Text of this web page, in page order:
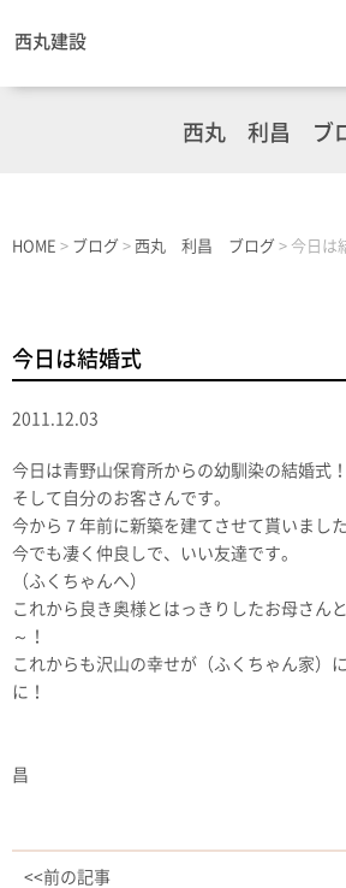
西丸建設
西丸 利昌 ブ
HOME > ブログ > 西丸 利昌 ブログ > 今日は
今日は結婚式
2011.12.03
今日は青野山保育所からの幼馴染の結婚式！
そして自分のお客さんです。
今から７年前に新築を建てさせて貰いました
今でも凄く仲良しで、いい友達です。
（ふくちゃんへ）
これから良き奥様とはっきりしたお母さん
～！
これからも沢山の幸せが（ふくちゃん家）
に！
西丸
昌
<<前の記事